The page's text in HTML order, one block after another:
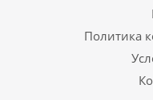
Политика